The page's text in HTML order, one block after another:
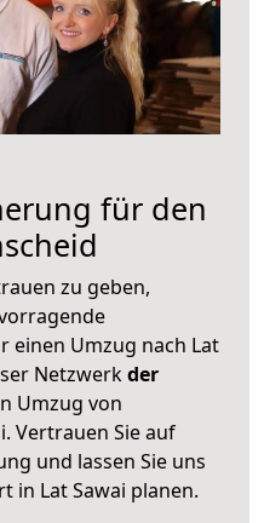
für den
zu geben,
einen Umzug nach Lat
Netzwerkder
Umzug von
Vertrauen Sie auf
und lassen Sie uns
in Lat Sawai planen.